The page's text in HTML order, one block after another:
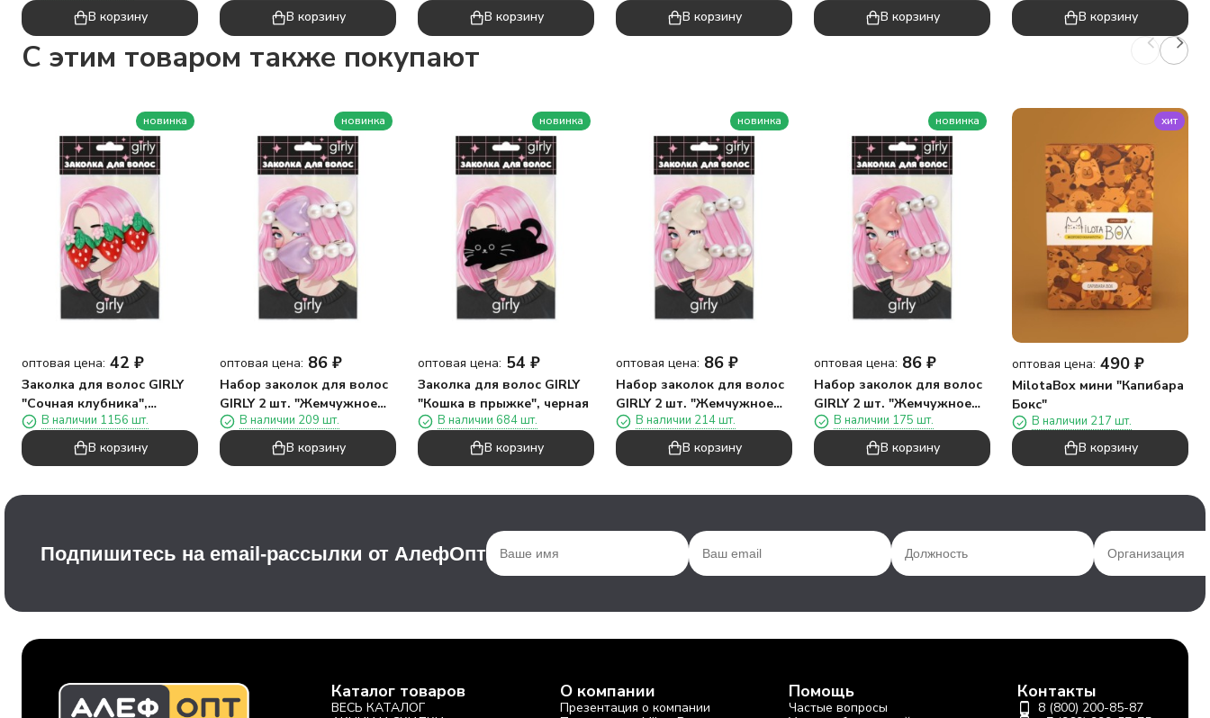
В корзину В корзину В корзину В корзину В корзину В корзину
C этим товаром также покупают
новинка
оптовая цена: 42 ₽
Заколка для волос GIRLY
"Сочная клубника",
красная
В наличии 1156 шт.
В корзину
новинка
оптовая цена: 86 ₽
Набор заколок для волос
GIRLY 2 шт. "Жемчужное
сердце", фиолетовый
В наличии 209 шт.
В корзину
новинка
оптовая цена: 54 ₽
Заколка для волос GIRLY
"Кошка в прыжке", черная
В наличии 684 шт.
В корзину
новинка
оптовая цена: 86 ₽
Набор заколок для волос
GIRLY 2 шт. "Жемчужное
сердце", белый
В наличии 214 шт.
В корзину
новинка
оптовая цена: 86 ₽
Набор заколок для волос
GIRLY 2 шт. "Жемчужное
сердце", розовый
В наличии 175 шт.
В корзину
хит
оптовая цена: 490 ₽
MilotaBox мини "Капибара
Бокс"
В наличии 217 шт.
В корзину
Подпишитесь на email-рассылки от АлефОпт
Каталог товаров
ВЕСЬ КАТАЛОГ
О компании
Презентация о компании
Помощь
Частые вопросы
Контакты
8 (800) 200-85-87